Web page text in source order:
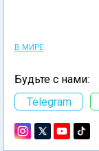
В МИРЕ
Будьте с нами:
Telegram